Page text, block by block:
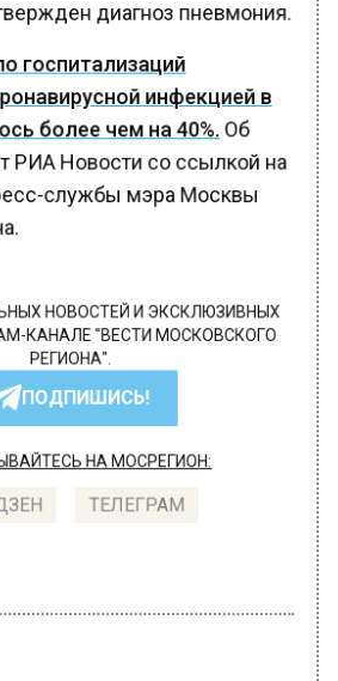
диагноз пневмония.
госпитализаций
инфекцией в
более чем на 40%. Об
РИА Новости со ссылкой на
службы мэра Москвы
НОВОСТЕЙ И ЭКСКЛЮЗИВНЫХ
КАНАЛЕ "ВЕСТИ МОСКОВСКОГО
РЕГИОНА".
ПОДПИШИСЬ!
НА МОСРЕГИОН:
ТЕЛЕГРАМ